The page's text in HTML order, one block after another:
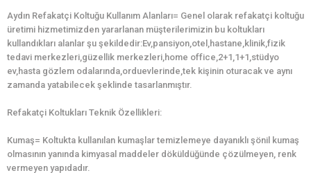
Aydın Refakatçi Koltuğu Kullanım Alanları= Genel olarak refakatçi koltuğu
üretimi hizmetimizden yararlanan müşterilerimizin bu koltukları
kullandıkları alanlar şu şekildedir:Ev,pansiyon,otel,hastane,klinik,fizik
tedavi merkezleri,güzellik merkezleri,home office,2+1,1+1,stüdyo
ev,hasta gözlem odalarında,orduevlerinde,tek kişinin oturacak ve aynı
zamanda yatabilecek şeklinde tasarlanmıştır.
Refakatçi Koltukları Teknik Özellikleri:
Kumaş= Koltukta kullanılan kumaşlar temizlemeye dayanıklı şönil kumaş
olmasının yanında kimyasal maddeler döküldüğünde çözülmeyen, renk
vermeyen yapıdadır.